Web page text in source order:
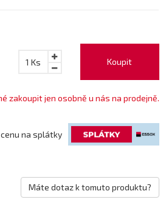
Koupit
1 Ks
zakoupit jen osobně u nás na prodejně.
na splátky
Máte dotaz k tomuto produktu?